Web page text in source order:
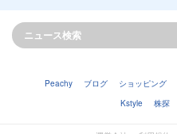
Peachy ブログ ショッピング
Kstyle
株探